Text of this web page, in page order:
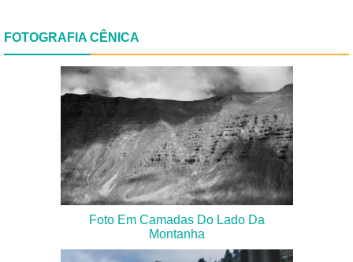
FOTOGRAFIA CÊNICA
Foto Em Camadas Do Lado Da
Montanha